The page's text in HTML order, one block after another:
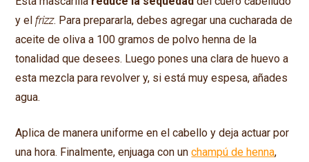
y elfrizz. Para prepararla, debes agregar una cucharada de
aceite de oliva a 100 gramos de polvo henna de la
tonalidad que desees. Luego pones una clara de huevo a
esta mezcla para revolver y, si está muy espesa, añades
agua.
Aplica de manera uniforme en el cabello y deja actuar por
una hora. Finalmente, enjuaga con unchampú de henna,